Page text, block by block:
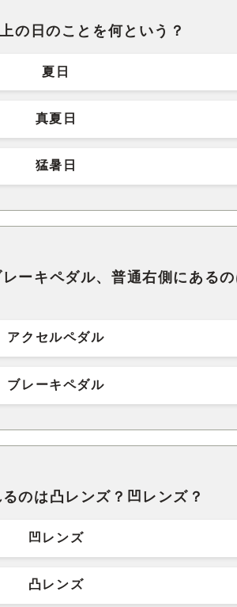
の日のことを何という？
夏日
真夏日
猛暑日
ーキペダル、普通右側にある
アクセルペダル
ブレーキペダル
のは凸レンズ？凹レンズ？
凹レンズ
凸レンズ